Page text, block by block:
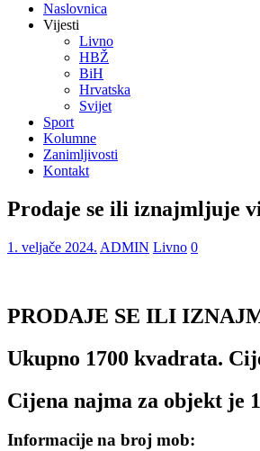
Naslovnica
Vijesti
Livno
HBŽ
BiH
Hrvatska
Svijet
Sport
Kolumne
Zanimljivosti
Kontakt
Prodaje se ili iznajmljuje
1. veljače 2024. ADMIN Livno 0
PRODAJE SE ILI
Ukupno 1700 kvadrata.
Cijena najma za objekt je
Informacije na broj mob: